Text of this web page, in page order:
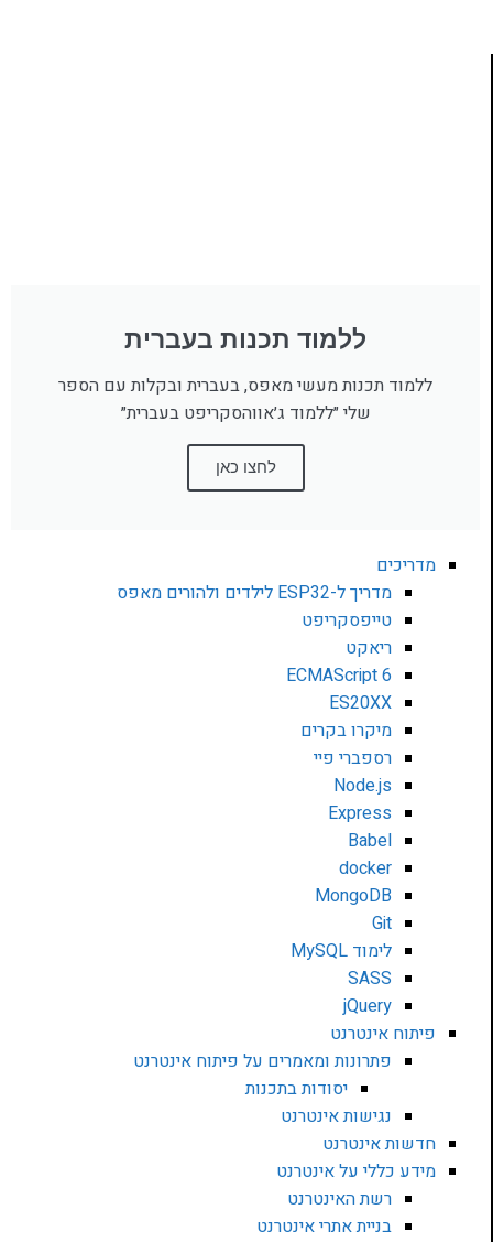
ללמוד תכנות בעברית
ללמוד תכנות מעשי מאפס, בעברית ובקלות עם הספר
שלי ״ללמוד ג׳אווהסקריפט בעברית״
לחצו כאן
מדריכים
מדריך ל-ESP32 לילדים ולהורים מאפס
טייפסקריפט
ריאקט
ECMAScript 6
ES20XX
מיקרו בקרים
רספברי פיי
Node.js
Express
Babel
docker
MongoDB
Git
לימוד MySQL
SASS
jQuery
פיתוח אינטרנט
פתרונות ומאמרים על פיתוח אינטרנט
יסודות בתכנות
נגישות אינטרנט
חדשות אינטרנט
מידע כללי על אינטרנט
רשת האינטרנט
בניית אתרי אינטרנט